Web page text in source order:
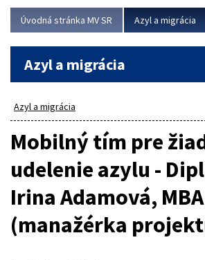
Úvodná stránka MV SR Azyl a migrácia
Azyl a migrácia
Azyl a migrácia
Mobilný tím pre
udelenie azylu -
Irina Adamová, MBA
(manažérka